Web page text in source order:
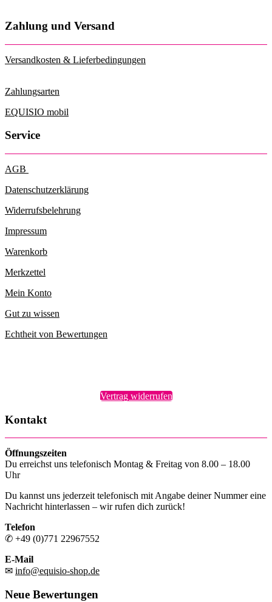
Zahlung und Versand
Versandkosten & Lieferbedingungen
Zahlungsarten
EQUISIO mobil
Service
AGB
Datenschutzerklärung
Widerrufsbelehrung
Impressum
Warenkorb
Merkzettel
Mein Konto
Gut zu wissen
Echtheit von Bewertungen
Vertrag widerrufen
Kontakt
Öffnungszeiten
Du erreichst uns telefonisch Montag & Freitag von 8.00 – 18.00
Uhr
Du kannst uns jederzeit telefonisch mit Angabe deiner Nummer eine
Nachricht hinterlassen – wir rufen dich zurück!
Telefon
✆ +49 (0)771 22967552
E-Mail
✉ info@equisio-shop.de
Neue Bewertungen